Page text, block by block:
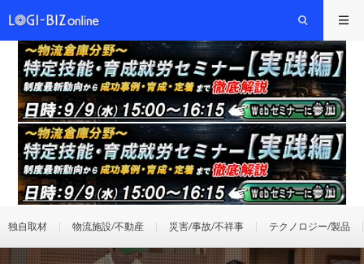
独自取材 物流施設/不動産 災害/事故/不祥事 テクノロジー/製品